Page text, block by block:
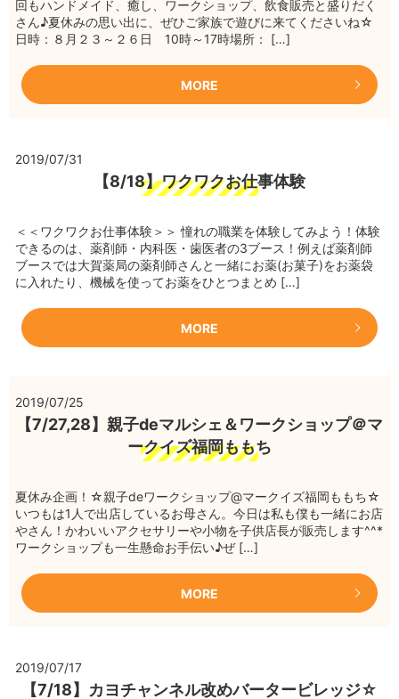
回もハンドメイド、癒し、ワークショップ、飲食販売と盛りだく
さん♪夏休みの思い出に、ぜひご家族で遊びに来てくださいね☆
日時：８月２３～２６日 10時～17時場所： […]
MORE
2019/07/31
【8/18】ワクワクお仕事体験
＜＜ワクワクお仕事体験＞＞ 憧れの職業を体験してみよう！体験
できるのは、薬剤師・内科医・歯医者の3ブース！例えば薬剤師
ブースでは大賀薬局の薬剤師さんと一緒にお薬(お菓子)をお薬袋
に入れたり、機械を使ってお薬をひとつまとめ […]
MORE
2019/07/25
【7/27,28】親子deマルシェ＆ワークショップ＠マ
ークイズ福岡ももち
夏休み企画！☆親子deワークショップ@マークイズ福岡ももち☆
いつもは1人で出店しているお母さん。今日は私も僕も一緒にお店
やさん！かわいいアクセサリーや小物を子供店長が販売します^^*
ワークショップも一生懸命お手伝い♪ぜ […]
MORE
2019/07/17
【7/18】カヨチャンネル改めバータービレッジ☆